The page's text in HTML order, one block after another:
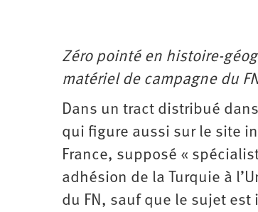
Zéro pointé en histoire-
matériel de campagne du
Dans un tract distribué
qui figure aussi sur le site
France, supposé «
adhésion de la Turquie à
du FN, sauf que le sujet